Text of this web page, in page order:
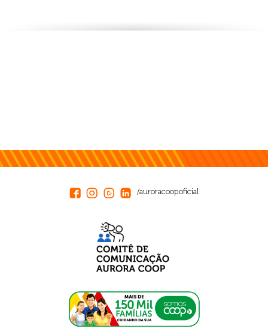
/auroracoopoficial